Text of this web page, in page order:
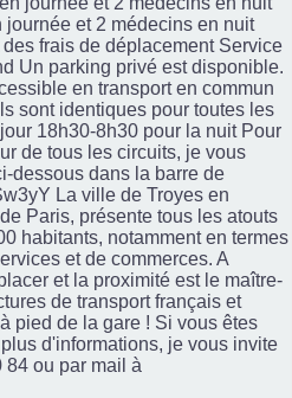
et 2 médecins en nuit
frais de déplacement Service
Un parking privé est disponible.
en transport en commun
sont identiques pour toutes les
18h30-8h30 pour la nuit Pour
de tous les circuits, je vous
dessous dans la barre de
La ville de Troyes en
Paris, présente tous les atouts
habitants, notamment en termes
et de commerces. A
et la proximité est le maître-
de transport français et
pied de la gare ! Si vous êtes
d'informations, je vous invite
84 ou par mail à